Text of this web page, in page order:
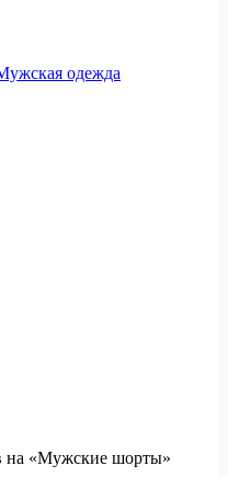
одежда
на «Мужские шорты»